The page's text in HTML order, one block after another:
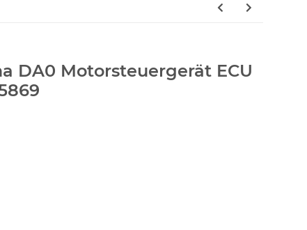
DA0 Motorsteuergerät ECU